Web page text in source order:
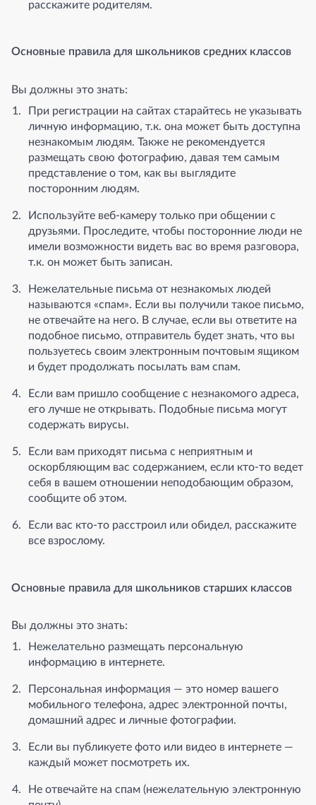
расскажите родителям.
Основные правила для школьников средних классов
Вы должны это знать:
При регистрации на сайтах старайтесь не указывать
личную информацию, т.к. она может быть доступна
незнакомым людям. Также не рекомендуется
размещать свою фотографию, давая тем самым
представление о том, как вы выглядите
посторонним людям.
Используйте веб-камеру только при общении с
друзьями. Проследите, чтобы посторонние люди не
имели возможности видеть вас во время разговора,
т.к. он может быть записан.
Нежелательные письма от незнакомых людей
называются «спам». Если вы получили такое письмо,
не отвечайте на него. В случае, если вы ответите на
подобное письмо, отправитель будет знать, что вы
пользуетесь своим электронным почтовым ящиком
и будет продолжать посылать вам спам.
Если вам пришло сообщение с незнакомого адреса,
его лучше не открывать. Подобные письма могут
содержать вирусы.
Если вам приходят письма с неприятным и
оскорбляющим вас содержанием, если кто-то ведет
себя в вашем отношении неподобающим образом,
сообщите об этом.
Если вас кто-то расстроил или обидел, расскажите
все взрослому.
Основные правила для школьников старших классов
Вы должны это знать:
Нежелательно размещать персональную
информацию в интернете.
Персональная информация — это номер вашего
мобильного телефона, адрес электронной почты,
домашний адрес и личные фотографии.
Если вы публикуете фото или видео в интернете —
каждый может посмотреть их.
Не отвечайте на спам (нежелательную электронную